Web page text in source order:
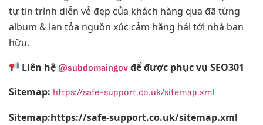
tự tin trình diễn vẻ đẹp của khách hàng qua đã từng
album & lan tỏa nguồn xúc cảm hăng hái tới nhà bạn
hữu.
Liên hệ@subdomaingov để được phục vụ SEO301
Sitemap: https://safe-support.co.uk/sitemap.xml
Sitemap:https://safe-support.co.uk/sitemap.xml